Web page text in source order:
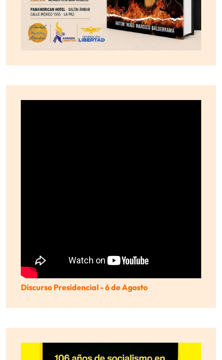
Discurso Presidencial - 6 de Agosto